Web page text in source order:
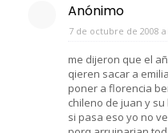
Anónimo
7 de octubre de 2008 a
me dijeron que el
qieren sacar a
poner a florencia
chileno de juan y su
si pasa eso yo no